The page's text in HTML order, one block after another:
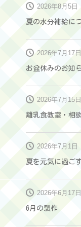
夏の水分補給に
2026年8月5日
お盆休みのお知
2026年7月17日
離乳食教室・相
2026年7月15日
夏を元気に過ご
2026年7月1日
6月の製作
2026年6月17日